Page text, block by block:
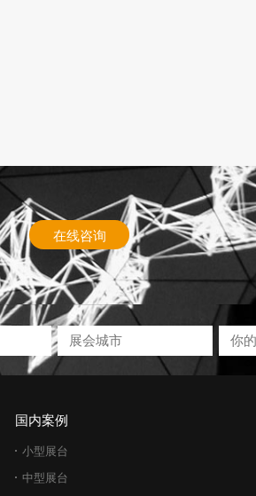
在线咨询
国内案例
小型展台
中型展台